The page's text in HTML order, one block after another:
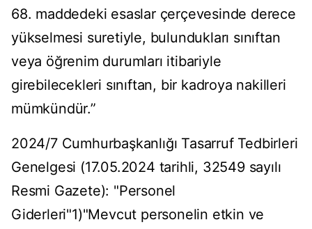
68. maddedeki esaslar çerçevesinde derece
yükselmesi suretiyle, bulundukları sınıftan
veya öğrenim durumları itibariyle
girebilecekleri sınıftan, bir kadroya nakilleri
mümkündür.”
2024/7 Cumhurbaşkanlığı Tasarruf Tedbirleri
Genelgesi (17.05.2024 tarihli, 32549 sayılı
Resmi Gazete): "Personel
Giderleri"1)"Mevcut personelin etkin ve